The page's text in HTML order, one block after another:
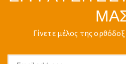
ΔΊΧΡΩΜΟΣ K14
$630.50